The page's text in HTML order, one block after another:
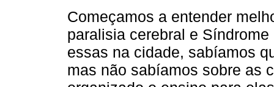
Começamos a entender
paralisia cerebral e
essas na cidade, sabíamos
mas não sabíamos sobre as